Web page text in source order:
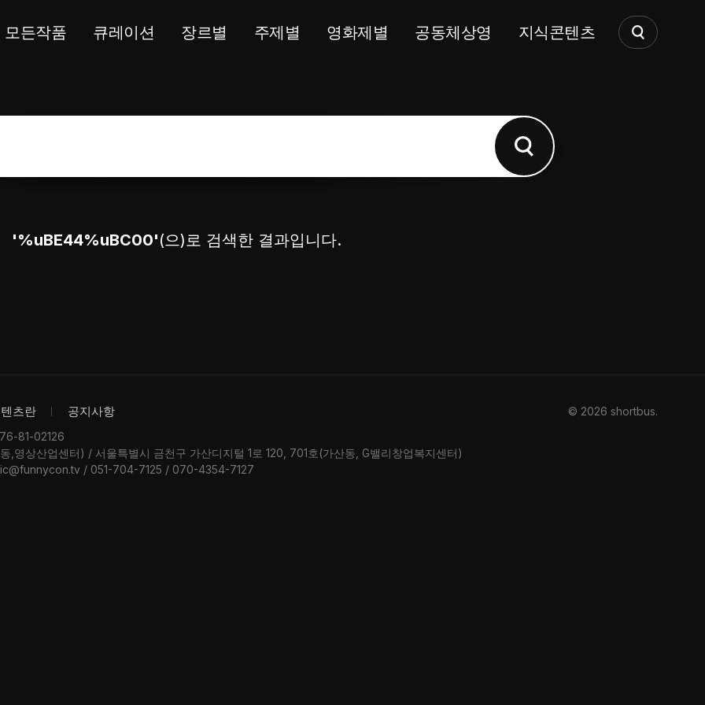
모든작품 큐레이션 장르별 주제별 영화제별 공동체상영 지식콘텐츠
'%uBE44%uBC00'(으)로 검색한 결과입니다.
츠란 공지사항
81-02126
영상산업센터) / 서울특별시 금천구 가산디지털 1로 120, 701호(가산동, G밸리창업복지센터)
/ 051-704-7125 / 070-4354-7127
© 2026 shortbus.